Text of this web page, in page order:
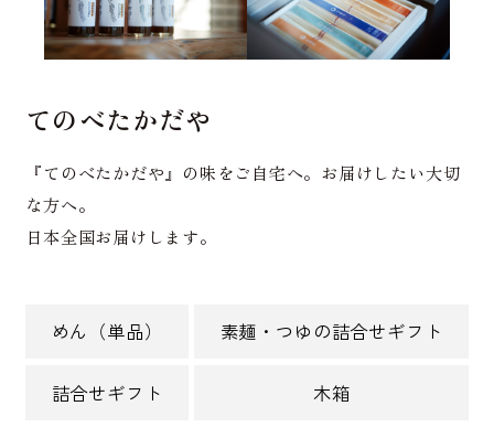
てのべたかだや
『てのべたかだや』の味をご自宅へ。お届けしたい大切
な方へ。
日本全国お届けします。
めん（単品） 素麺・つゆの詰合せギフト
詰合せギフト 木箱